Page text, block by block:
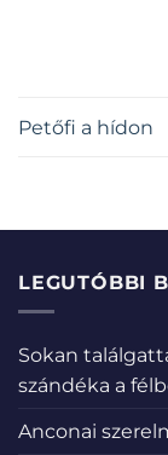
Petőfi a hídon
LEGUTÓBBI
Sokan
szándéka a
Anconai